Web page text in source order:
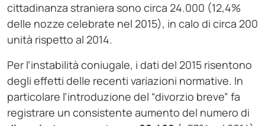
cittadinanza straniera sono circa 24.000 (12,4%
delle nozze celebrate nel 2015), in calo di circa 200
unità rispetto al 2014.
Per l’instabilità coniugale, i dati del 2015 risentono
degli effetti delle recenti variazioni normative. In
particolare l’introduzione del “divorzio breve” fa
registrare un consistente aumento del numero di